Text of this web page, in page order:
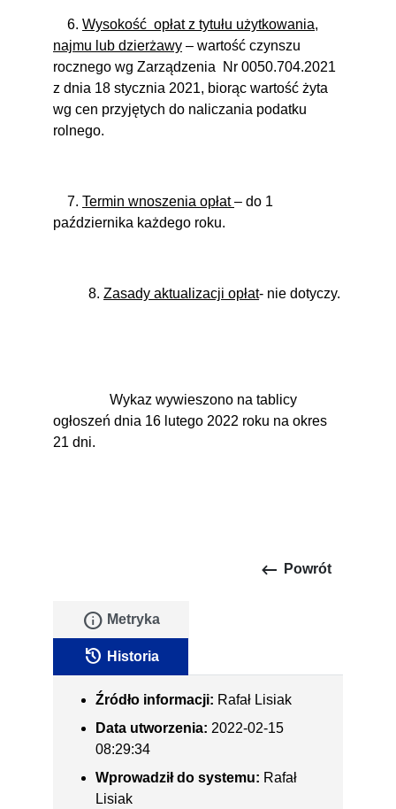
6. Wysokość opłat z tytułu użytkowania,
najmu lub dzierżawy – wartość czynszu
rocznego wg Zarządzenia
Nr 0050.704.2021
z dnia 18 stycznia 2021, biorąc wartość żyta
wg cen przyjętych do naliczania podatku
rolnego.
7. Termin wnoszenia opłat– do 1
października każdego roku.
8. Zasady aktualizacji opłat- nie dotyczy.
Wykaz wywieszono na tablicy
ogłoszeń dnia 16 lutego 2022 roku na okres
21 dni.
keyboard_backspace Powrót
info Metryka
history Historia
Źródło informacji: Rafał Lisiak
Data utworzenia: 2022-02-15
08:29:34
Wprowadził do systemu: Rafał
Lisiak